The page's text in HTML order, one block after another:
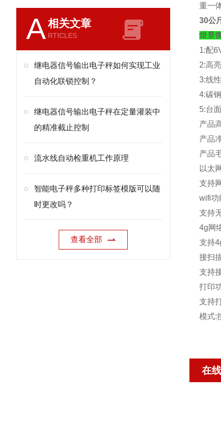
A相关文章
RTICLES
继电器信号输出电子秤如何实现工业
自动化联锁控制？
继电器信号输出电子秤在定量灌装中
的精准截止控制
流水线自动检重机工作原理
智能电子秤多种打印标签模版可以随
时更改吗？
查看全部
重一
30公
煜景
1:配
2:高
3:线
4:碳
5:台
产品
产品
产品
以太
支持
wifi功
支持
4g网
支持
接扫
支持
打印
支持
模式:
在